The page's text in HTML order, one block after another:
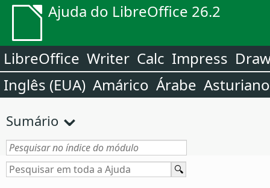
Ajuda do LibreOffice 26.2
LibreOffice Writer Calc Impress
Inglês (EUA) Amárico Árabe Asturiano
Sumário